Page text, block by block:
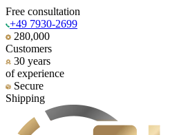
Free consultation
+49 7930-2699
280,000
Customers
30 years
of experience
Secure
Shipping